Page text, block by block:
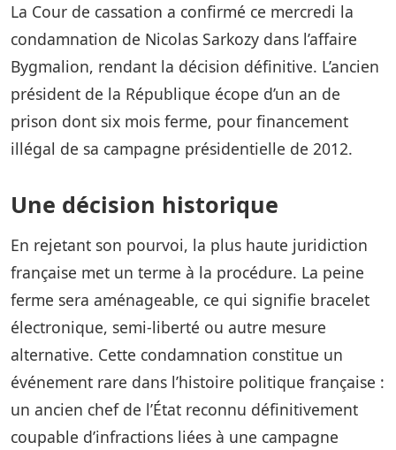
La Cour de cassation a confirmé ce mercredi la
condamnation de Nicolas Sarkozy dans l’affaire
Bygmalion, rendant la décision définitive. L’ancien
président de la République écope d’un an de
prison dont six mois ferme, pour financement
illégal de sa campagne présidentielle de 2012.
Une décision historique
En rejetant son pourvoi, la plus haute juridiction
française met un terme à la procédure. La peine
ferme sera aménageable, ce qui signifie bracelet
électronique, semi-liberté ou autre mesure
alternative. Cette condamnation constitue un
événement rare dans l’histoire politique française :
un ancien chef de l’État reconnu définitivement
coupable d’infractions liées à une campagne